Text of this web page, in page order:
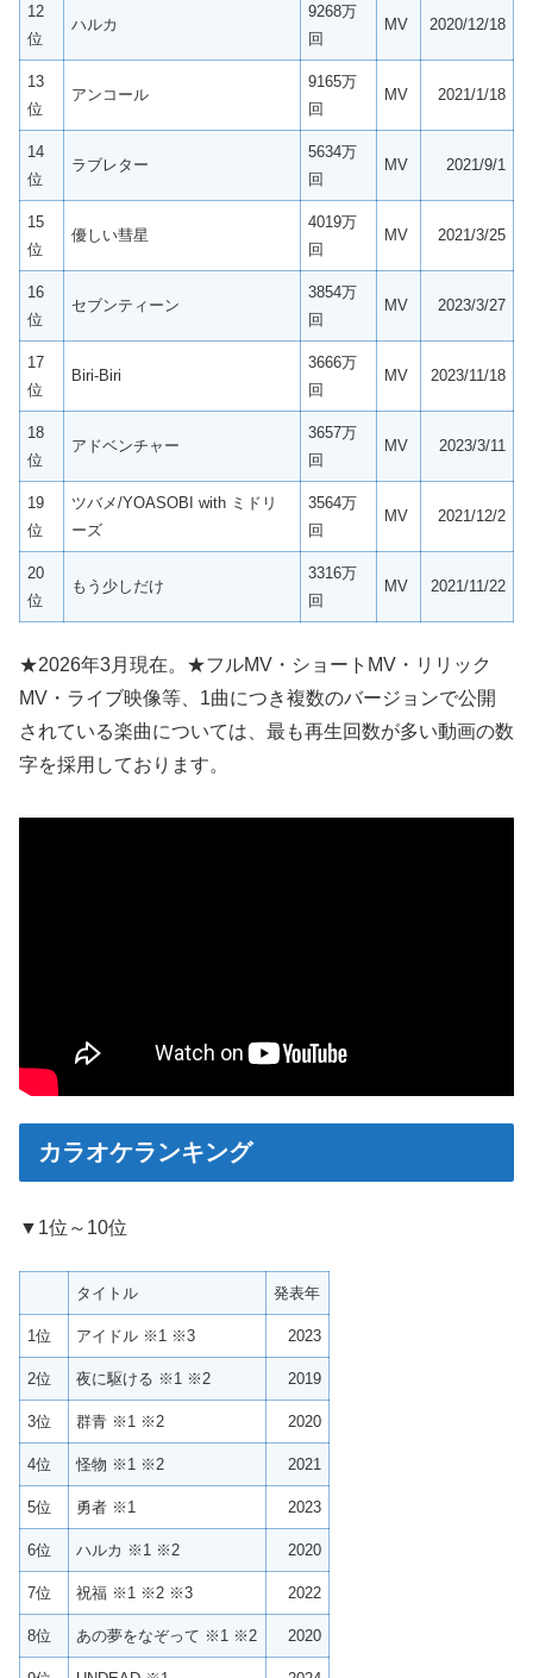
12
位
ハルカ
9268万
回
MV 2020/12/18
13
位
アンコール
9165万
回
MV 2021/1/18
14
位
ラブレター
5634万
回
MV 2021/9/1
15
位
優しい彗星
4019万
回
MV 2021/3/25
16
位
セブンティーン
3854万
回
MV 2023/3/27
17
位
Biri-Biri
3666万
回
MV 2023/11/18
18
位
アドベンチャー
3657万
回
MV 2023/3/11
19
位
ツバメ/YOASOBI with ミドリ
ーズ
3564万
回
MV 2021/12/2
20
位
もう少しだけ
3316万
回
MV 2021/11/22
★2026年3月現在。★フルMV・ショートMV・リリック
MV・ライブ映像等、1曲につき複数のバージョンで公開
されている楽曲については、最も再生回数が多い動画の数
字を採用しております。
カラオケランキング
▼1位～10位
タイトル 発表年
1位 アイドル ※1 ※3 2023
2位 夜に駆ける ※1 ※2 2019
3位 群青 ※1 ※2 2020
4位 怪物 ※1 ※2 2021
5位 勇者 ※1 2023
6位 ハルカ ※1 ※2 2020
7位 祝福 ※1 ※2 ※3 2022
8位 あの夢をなぞって ※1 ※2 2020